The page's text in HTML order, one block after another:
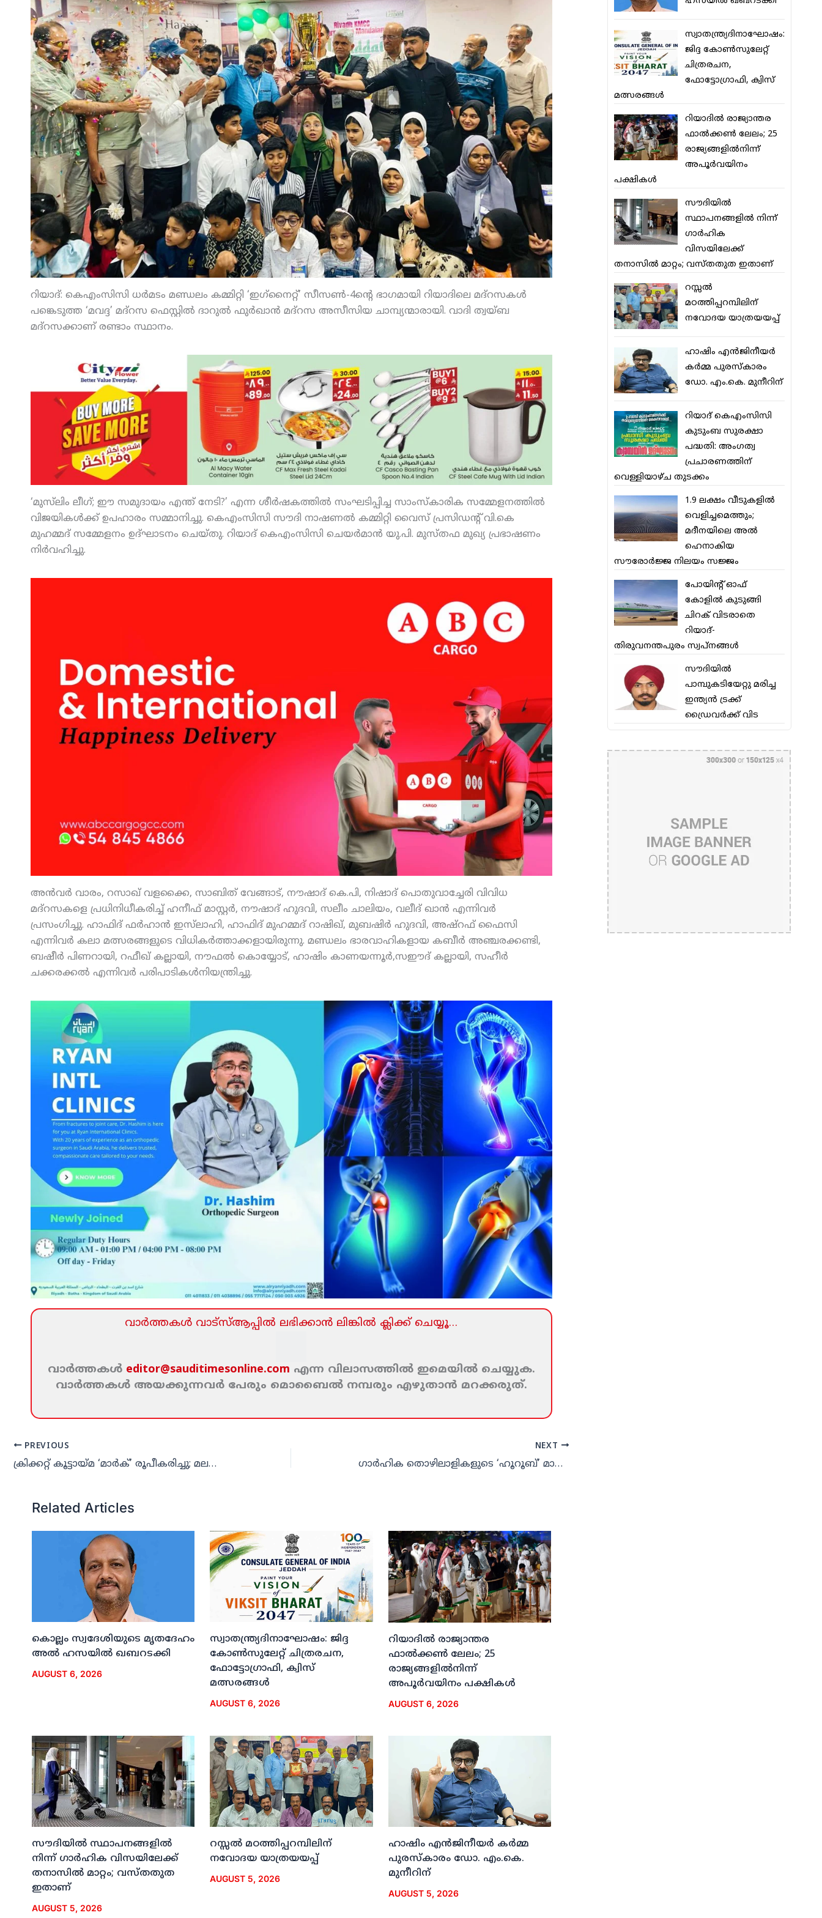
റിയാദ്: കെഎംസിസി ധര്‍മടം മണ്ഡലം കമ്മിറ്റി ‘ഇഗ്‌നൈറ്റ്’ സീസണ്‍-4ന്റെ ഭാഗമായി റിയാദിലെ മദ്‌റസകള്‍
പങ്കെടുത്ത ‘മവദ്ദ’ മദ്‌റസ ഫെസ്റ്റില്‍ ദാറുല്‍ ഫുര്‍ഖാന്‍ മദ്‌റസ അസീസിയ ചാമ്പ്യന്മാരായി. വാദി ത്വയ്ബ
മദ്‌റസക്കാണ് രണ്ടാം സ്ഥാനം.
‘മുസ്‌ലിം ലീഗ്; ഈ സമുദായം എന്ത് നേടി?’ എന്ന ശീര്‍ഷകത്തില്‍ സംഘടിപ്പിച്ച സാംസ്‌കാരിക സമ്മേളനത്തില്‍
വിജയികള്‍ക്ക് ഉപഹാരം സമ്മാനിച്ചു. കെഎംസിസി സൗദി നാഷണല്‍ കമ്മിറ്റി വൈസ് പ്രസിഡന്റ് വി.കെ
മുഹമ്മദ് സമ്മേളനം ഉദ്ഘാടനം ചെയ്തു. റിയാദ് കെഎംസിസി ചെയര്‍മാന്‍ യു.പി. മുസ്തഫ മുഖ്യ പ്രഭാഷണം
നിര്‍വഹിച്ചു.
അന്‍വര്‍ വാരം, റസാഖ് വളക്കൈ, സാബിത് വേങ്ങാട്, നൗഷാദ് കെ.പി, നിഷാദ് പൊതുവാച്ചേരി വിവിധ
മദ്‌റസകളെ പ്രധിനിധീകരിച്ച് ഹനീഫ് മാസ്റ്റര്‍, നൗഷാദ് ഹുദവി, സലീം ചാലിയം, വലീദ് ഖാന്‍ എന്നിവര്‍
പ്രസംഗിച്ചു. ഹാഫിദ് ഫര്‍ഹാന്‍ ഇസ്‌ലാഹി, ഹാഫിദ് മുഹമ്മദ് റാഷിഖ്, മുബഷിര്‍ ഹുദവി, അഷ്‌റഫ് ഫൈസി
എന്നിവര്‍ കലാ മത്സരങ്ങളുടെ വിധികര്‍ത്താക്കളായിരുന്നു. മണ്ഡലം ഭാരവാഹികളായ കബീര്‍ അഞ്ചരക്കണ്ടി,
ബഷീര്‍ പിണറായി, റഫീഖ് കല്ലായി, നൗഫല്‍ കൊയ്യോട്, ഹാഷിം കാണയന്നൂര്‍,സഈദ് കല്ലായി, സഹീര്‍
ചക്കരക്കല്‍ എന്നിവര്‍ പരിപാടികള്‍നിയന്ത്രിച്ചു.
വാര്‍ത്തകള്‍ വാട്‌സ്‌ആപ്പില്‍ ലഭിക്കാന്‍ ലിങ്കില്‍ ക്ലിക്ക്‌ ചെയ്യൂ…
വാര്‍ത്തകള്‍ editor@sauditimesonline.com എന്ന വിലാസത്തില്‍ ഇമെയില്‍ ചെയ്യുക.
വാര്‍ത്തകള്‍ അയക്കുന്നവര്‍ പേരും മൊബൈല്‍ നമ്പരും എഴുതാന്‍ മറക്കരുത്‌.
PREVIOUS
ക്രിക്കറ്റ് കൂട്ടായ്മ ‘മാര്‍ക്’ രൂപീകരിച്ചു; മലപ്പുറം പ്രീമിയര്‍ ലീഗ് ജൂലൈ 11ന്
NEXT
ഗാര്‍ഹിക തൊഴിലാളികളുടെ ‘ഹൂറൂബ്’ മാറ്റാന്‍ അവസരം
Related Articles
കൊല്ലം സ്വദേശിയുടെ മൃതദേഹം
അല്‍ ഹസയില്‍ ഖബറടക്കി
AUGUST 6, 2026
സ്വാതന്ത്ര്യദിനാഘോഷം: ജിദ്ദ
കോണ്‍സുലേറ്റ് ചിത്രരചന,
ഫോട്ടോഗ്രാഫി, ക്വിസ്
മത്സരങ്ങള്‍
AUGUST 6, 2026
റിയാദില്‍ രാജ്യാന്തര
ഫാല്‍ക്കണ്‍ ലേലം; 25
രാജ്യങ്ങളില്‍നിന്ന്
അപൂര്‍വയിനം പക്ഷികള്‍
AUGUST 6, 2026
സൗദിയില്‍ സ്ഥാപനങ്ങളില്‍
നിന്ന് ഗാര്‍ഹിക വിസയിലേക്ക്
തനാസില്‍ മാറ്റം; വസ്തതുത
ഇതാണ്
AUGUST 5, 2026
റസ്സല്‍ മഠത്തിപ്പറമ്പിലിന്
നവോദയ യാത്രയയപ്പ്
AUGUST 5, 2026
ഹാഷിം എന്‍ജിനീയര്‍ കര്‍മ്മ
പുരസ്‌കാരം ഡോ. എം.കെ.
മുനീറിന്
AUGUST 5, 2026
സ്വാതന്ത്ര്യദിനാഘോഷം:
ജിദ്ദ കോണ്‍സുലേറ്റ്
ചിത്രരചന,
ഫോട്ടോഗ്രാഫി, ക്വിസ്
മത്സരങ്ങള്‍
റിയാദില്‍ രാജ്യാന്തര
ഫാല്‍ക്കണ്‍ ലേലം; 25
രാജ്യങ്ങളില്‍നിന്ന്
അപൂര്‍വയിനം
പക്ഷികള്‍
സൗദിയില്‍
സ്ഥാപനങ്ങളില്‍ നിന്ന്
ഗാര്‍ഹിക
വിസയിലേക്ക്
തനാസില്‍ മാറ്റം; വസ്തതുത ഇതാണ്
റസ്സല്‍
മഠത്തിപ്പറമ്പിലിന്
നവോദയ യാത്രയയപ്പ്
ഹാഷിം എന്‍ജിനീയര്‍
കര്‍മ്മ പുരസ്‌കാരം
ഡോ. എം.കെ. മുനീറിന്
റിയാദ് കെഎംസിസി
കുടുംബ സുരക്ഷാ
പദ്ധതി: അംഗത്വ
പ്രചാരണത്തിന്
വെള്ളിയാഴ്ച തുടക്കം
1.9 ലക്ഷം വീടുകളില്‍
വെളിച്ചമെത്തും;
മദീനയിലെ അല്‍
ഹെനാകിയ
സൗരോര്‍ജ്ജ നിലയം സജ്ജം
പോയിന്റ് ഓഫ്
കോളില്‍ കുടുങ്ങി
ചിറക് വിടരാതെ
റിയാദ്-
തിരുവനന്തപുരം സ്വപ്നങ്ങള്‍
സൗദിയിൽ
പാമ്പുകടിയേറ്റു മരിച്ച
ഇന്ത്യൻ ട്രക്ക്
ഡ്രൈവർക്ക് വിട